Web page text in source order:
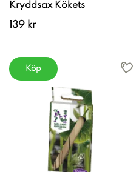
Kryddsax Kökets
139 kr
Köp